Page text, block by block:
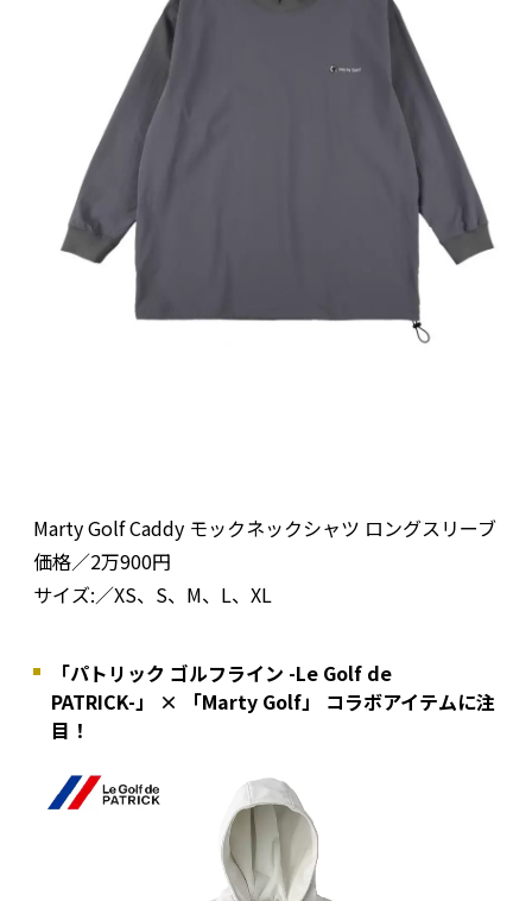
Marty Golf Caddy モックネックシャツ ロングスリーブ
価格／2万900円
サイズ:／XS、S、M、L、XL
「パトリック ゴルフライン -Le Golf de
PATRICK-」 × 「Marty Golf」 コラボアイテムに注
目！